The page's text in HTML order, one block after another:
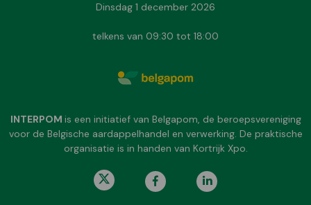
Dinsdag 1 december 2026
telkens van 09:30 tot 18:00
INTERPOM is een initiatief van Belgapom, de beroepsvereniging
voor de Belgische aardappelhandel en verwerking. De praktische
organisatie is in handen van Kortrijk Xpo.